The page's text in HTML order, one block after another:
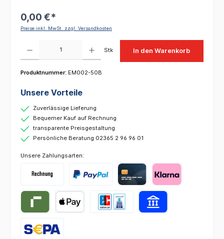
0,00 €*
Preise inkl. MwSt. zzgl. Versandkosten
Stk In den Warenkorb
Produktnummer: EM002-50B
Unsere Vorteile
Zuverlässige Lieferung
Bequemer Kauf auf Rechnung
transparente Preisgestaltung
Persönliche Beratung 02365 2 96 96 01
Unsere Zahlungsarten: